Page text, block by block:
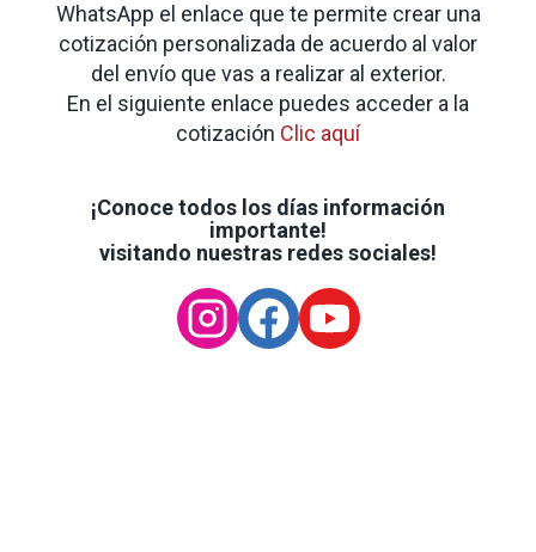
WhatsApp el enlace que te permite crear una
cotización personalizada de acuerdo al valor
del envío que vas a realizar al exterior.
En el siguiente enlace puedes acceder a la
cotización Clic aquí
¡Conoce todos los días información
importante!
visitando nuestras redes sociales!